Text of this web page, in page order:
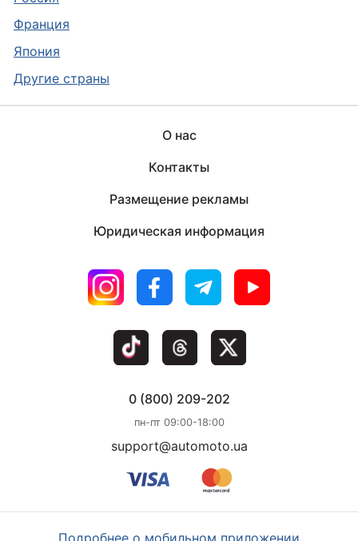
Франция
Япония
Другие страны
О нас
Контакты
Размещение рекламы
Юридическая информация
0 (800) 209-202
пн-пт 09:00-18:00
support@automoto.ua
Подробнее о мобильном приложении